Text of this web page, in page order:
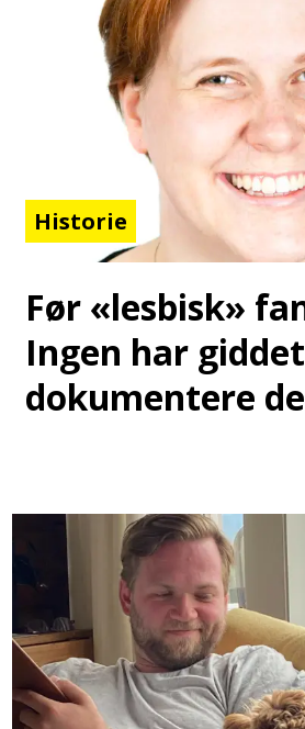
Historie
Før «lesbisk»
Ingen har
dokumentere